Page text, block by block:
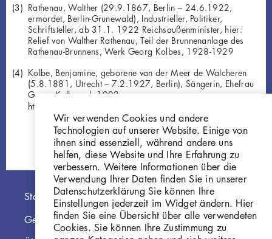
Rathenau, Walther (29.9.1867, Berlin – 24.6.1922,
ermordet, Berlin-Grunewald), Industrieller, Politiker,
Schriftsteller, ab 31.1. 1922 Reichsaußenminister, hier:
Relief von Walther Rathenau, Teil der Brunnenanlage des
Rathenau-Brunnens, Werk Georg Kolbes, 1928-1929
Kolbe, Benjamine, geborene van der Meer de Walcheren
(5.8.1881, Utrecht – 7.2.1927, Berlin), Sängerin, Ehefrau
Georg Kolbes ab 1902
http://d-nb.info/gnd/136324509
Hauptnavigation
Startseite
Georg Kolbe Museum
Wir verwenden Cookies und andere
Technologien auf unserer Website. Einige von
ihnen sind essenziell, während andere uns
helfen, diese Website und Ihre Erfahrung zu
verbessern. Weitere Informationen über die
Verwendung Ihrer Daten finden Sie in unserer
Datenschutzerklärung Sie können Ihre
Einstellungen jederzeit im Widget ändern. Hier
finden Sie eine Übersicht über alle verwendeten
Cookies. Sie können Ihre Zustimmung zu